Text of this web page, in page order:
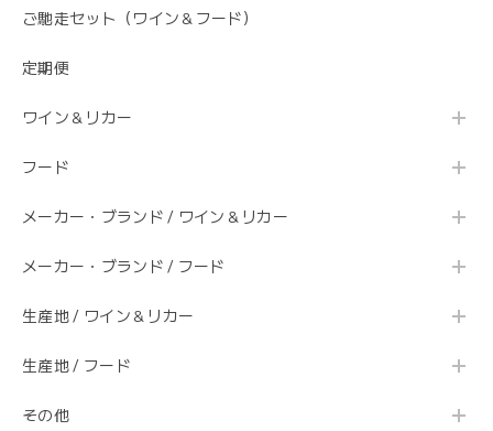
ご馳走セット（ワイン＆フード）
定期便
ワイン＆リカー
フード
メーカー・ブランド / ワイン＆リカー
メーカー・ブランド / フード
生産地 / ワイン＆リカー
生産地 / フード
その他